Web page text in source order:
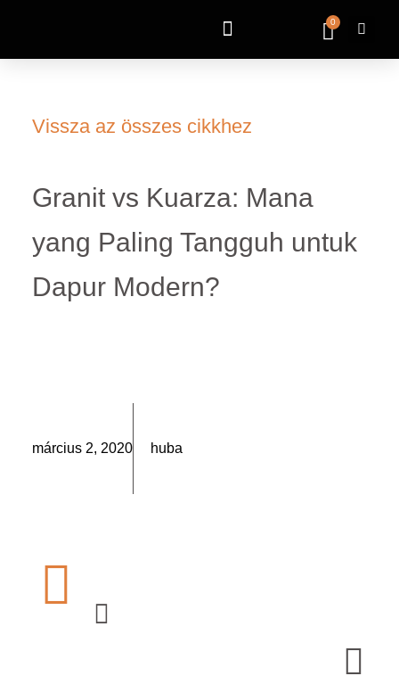
0
Vissza az összes cikkhez
Granit vs Kuarza: Mana
yang Paling Tangguh untuk
Dapur Modern?
március 2, 2020 huba